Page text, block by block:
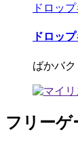
ドロッ
ドロッ
ばかバク
フリーゲ